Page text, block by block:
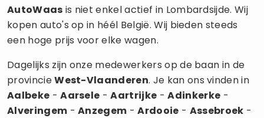
AutoWaas is niet enkel actief in Lombardsijde. Wij
kopen auto's op in héél België. Wij bieden steeds
een hoge prijs voor elke wagen.
Dagelijks zijn onze medewerkers op de baan in de
provincieWest-Vlaanderen. Je kan ons vinden in
Aalbeke -Aarsele -Aartrijke -Adinkerke -
Alveringem -Anzegem -Ardooie - Assebroek -